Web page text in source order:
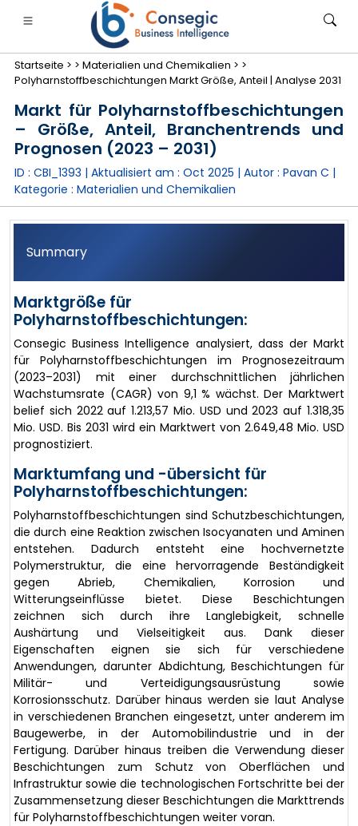
Finanzdienstleistungen und Versicherungen
• Konsumgüter • Energie und Strom
• Fallstudien
Startseite > > Materialien und Chemikalien > >
Polyharnstoffbeschichtungen Markt Größe, Anteil | Analyse 2031
Markt für Polyharnstoffbeschichtungen
– Größe, Anteil, Branchentrends und
Prognosen (2023 – 2031)
ID : CBI_1393 | Aktualisiert am : Oct 2025 | Autor : Pavan C |
Kategorie : Materialien und Chemikalien
Summary
Marktgröße für
Polyharnstoffbeschichtungen:
Consegic Business Intelligence analysiert, dass der Markt
für Polyharnstoffbeschichtungen im Prognosezeitraum
(2023–2031) mit einer durchschnittlichen jährlichen
Wachstumsrate (CAGR) von 9,1 % wächst. Der Marktwert
belief sich 2022 auf 1.213,57 Mio. USD und 2023 auf 1.318,35
Mio. USD. Bis 2031 wird ein Marktwert von 2.649,48 Mio. USD
prognostiziert.
Marktumfang und -übersicht für
Polyharnstoffbeschichtungen:
Polyharnstoffbeschichtungen sind Schutzbeschichtungen,
die durch eine Reaktion zwischen Isocyanaten und Aminen
entstehen. Dadurch entsteht eine hochvernetzte
Polymerstruktur, die eine hervorragende Beständigkeit
gegen Abrieb, Chemikalien, Korrosion und
Witterungseinflüsse bietet. Diese Beschichtungen
zeichnen sich durch ihre Langlebigkeit, schnelle
Aushärtung und Vielseitigkeit aus. Dank dieser
Eigenschaften eignen sie sich für verschiedene
Anwendungen, darunter Abdichtung, Beschichtungen für
Militär- und Verteidigungsausrüstung sowie
Korrosionsschutz. Darüber hinaus werden sie laut Analyse
in verschiedenen Branchen eingesetzt, unter anderem im
Baugewerbe, in der Automobilindustrie und in der
Fertigung. Darüber hinaus treiben die Verwendung dieser
Beschichtungen zum Schutz von Oberflächen und
Infrastruktur sowie die technologischen Fortschritte bei der
Zusammensetzung dieser Beschichtungen die Markttrends
für Polyharnstoffbeschichtungen weiter voran.